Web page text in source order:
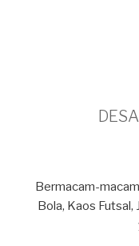
Bermacam-
Bola, Kaos